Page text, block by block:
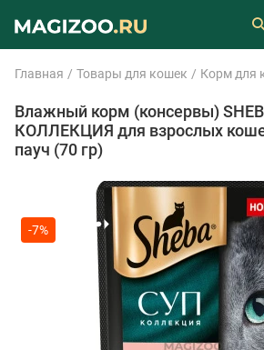
Главная Товары для кошек Корм для
Влажный корм (консервы)
КОЛЛЕКЦИЯ для взрослых
пауч (70 гр)
-7%